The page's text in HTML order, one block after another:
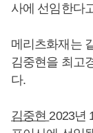
사에 선임한다
메리츠화재는
김중현을 최고
다.
김중현 2023년